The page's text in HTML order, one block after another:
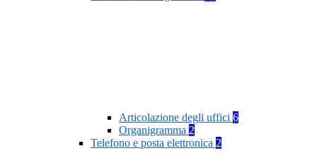
Articolazione degli uffici 6
Organigramma 2
Telefono e posta elettronica 2